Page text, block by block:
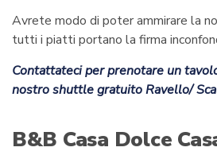
Avrete modo di poter ammirare la
tutti i piatti portano la firma
Contattateci per prenotare un
nostro shuttle gratuito Ravello/
B&B Casa Dolce